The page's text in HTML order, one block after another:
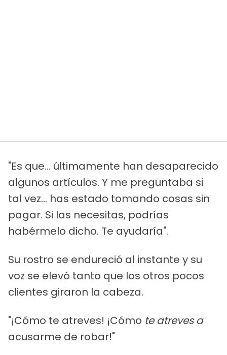
"Es que... últimamente han desaparecido
algunos artículos. Y me preguntaba si
tal vez... has estado tomando cosas sin
pagar. Si las necesitas, podrías
habérmelo dicho. Te ayudaría".
Su rostro se endureció al instante y su
voz se elevó tanto que los otros pocos
clientes giraron la cabeza.
"¡Cómo te atreves! ¡Cómo te atreves a
acusarme de robar!"